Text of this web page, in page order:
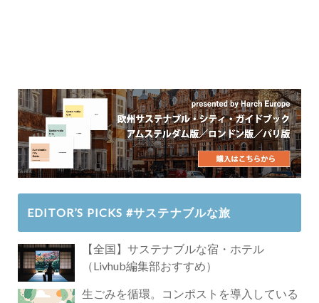
EDITOR’S PICKS #サステナブルな旅
【全国】サステナブルな宿・ホテル
（Livhub編集部おすすめ）
生ごみを循環。コンポストを導入している